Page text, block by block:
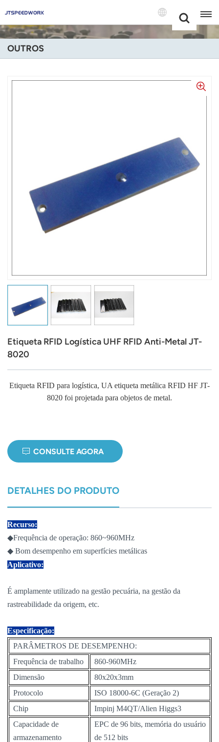
+86 -18681515767
English
Français
Português
Türk
Ελληνικά
Melayu
Polski
แบบไทย
norsk
OUTROS
Etiqueta RFID Logística UHF RFID Anti-Metal JT-
8020
Etiqueta RFID para logística, UA etiqueta metálica RFID HF JT-
8020 foi projetada para objetos de metal.
CONSULTE AGORA
DETALHES DO PRODUTO
Recurso:
◆Frequência de operação: 860~960MHz
◆ Bom desempenho em superfícies metálicas
Aplicativo:
É amplamente utilizado na gestão pecuária, na gestão da
rastreabilidade da origem, etc.
Especificação:
PARÂMETROS DE DESEMPENHO:
Frequência de trabalho
860-960MHz
Dimensão
80x20x3mm
Protocolo
ISO 18000-6C (Geração 2)
Chip
Impinj M4QT/Alien Higgs3
Capacidade de
armazenamento
EPC de 96 bits, memória do usuário
de 512 bits